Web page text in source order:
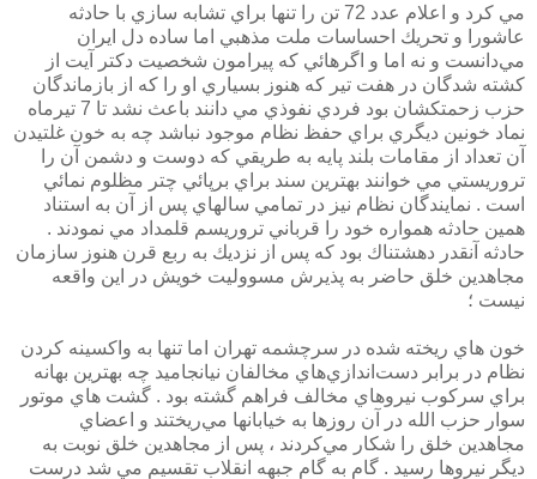
مي كرد و اعلام عدد 72 تن را تنها براي تشابه سازي با حادثه
عاشورا و تحريك احساسات ملت مذهبي اما ساده دل ايران
مي‌دانست و نه اما و اگرهائي كه پيرامون شخصيت دكتر آيت از
كشته شدگان در هفت تير كه هنوز بسياري او را كه از بازماندگان
حزب زحمتكشان بود فردي نفوذي مي دانند باعث نشد تا 7 تيرماه
نماد خونين ديگري براي حفظ نظام موجود نباشد چه به خون غلتيدن
آن تعداد از مقامات بلند پايه به طريقي كه دوست و دشمن آن را
تروريستي مي خوانند بهترين سند براي برپائي چتر مظلوم نمائي
است . نمايندگان نظام نيز در تمامي سالهاي پس از آن به استناد
همين حادثه همواره خود را قرباني تروريسم قلمداد مي نمودند .
حادثه آنقدر دهشتناك بود كه پس از نزديك به ربع قرن هنوز سازمان
مجاهدين خلق حاضر به پذيرش مسووليت خويش در اين واقعه
نيست ؛
خون هاي ريخته شده در سرچشمه تهران اما تنها به واكسينه كردن
نظام در برابر دست‌اندازي‌هاي مخالفان نيانجاميد چه بهترين بهانه
براي سركوب نيروهاي مخالف فراهم گشته بود . گشت هاي موتور
سوار حزب الله در آن روزها به خيابانها مي‌ريختند و اعضاي
مجاهدين خلق را شكار مي‌كردند ، پس از مجاهدين خلق نوبت به
ديگر نيروها رسيد . گام به گام جبهه انقلاب تقسيم مي شد درست